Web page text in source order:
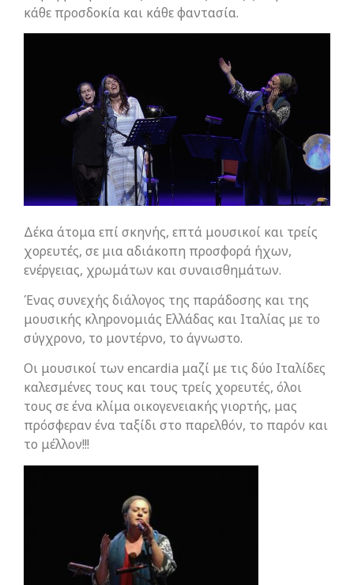
κάθε προσδοκία και κάθε φαντασία.
Δέκα άτομα επί σκηνής, επτά μουσικοί και τρείς
χορευτές, σε μια αδιάκοπη προσφορά ήχων,
ενέργειας, χρωμάτων και συναισθημάτων.
Ένας συνεχής διάλογος της παράδοσης και της
μουσικής κληρονομιάς Ελλάδας και Ιταλίας με το
σύγχρονο, το μοντέρνο, το άγνωστο.
Οι μουσικοί των encardia μαζί με τις δύο Ιταλίδες
καλεσμένες τους και τους τρείς χορευτές, όλοι
τους σε ένα κλίμα οικογενειακής γιορτής, μας
πρόσφεραν ένα ταξίδι στο παρελθόν, το παρόν και
το μέλλον!!!